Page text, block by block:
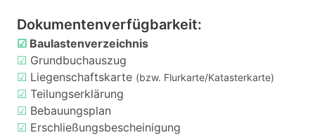
Dokumentenverfügbarkeit:
☑ Baulastenverzeichnis
☑ Grundbuchauszug
☑ Liegenschaftskarte (bzw. Flurkarte/Katasterkarte)
☑ Teilungserklärung
☑ Bebauungsplan
☑ Erschließungsbescheinigung